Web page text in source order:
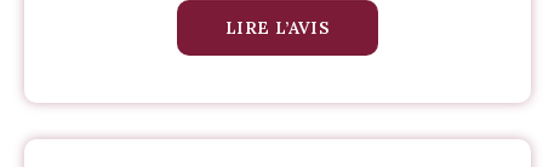
LIRE L’AVIS